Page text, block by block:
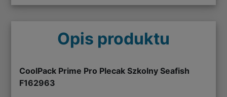
Opis produktu
CoolPack Prime Pro Plecak Szkolny Seafish
F162963